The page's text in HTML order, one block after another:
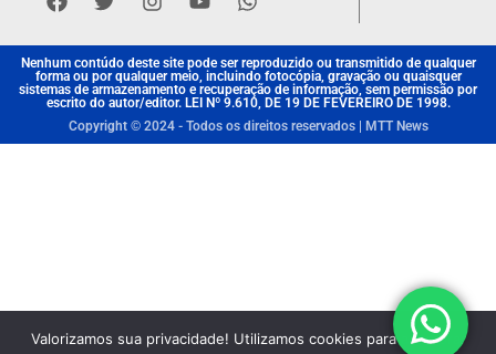
Nenhum contúdo deste site pode ser reproduzido ou transmitido de qualquer
forma ou por qualquer meio, incluindo fotocópia, gravação ou quaisquer
sistemas de armazenamento e recuperação de informação, sem permissão por
escrito do autor/editor. LEI Nº 9.610, DE 19 DE FEVEREIRO DE 1998.
Copyright © 2024 - Todos os direitos reservados | MTT News
Valorizamos sua privacidade! Utilizamos cookies para aprimorar